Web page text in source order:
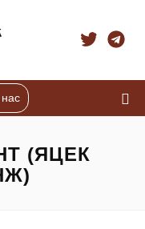
(ЯЦЕК